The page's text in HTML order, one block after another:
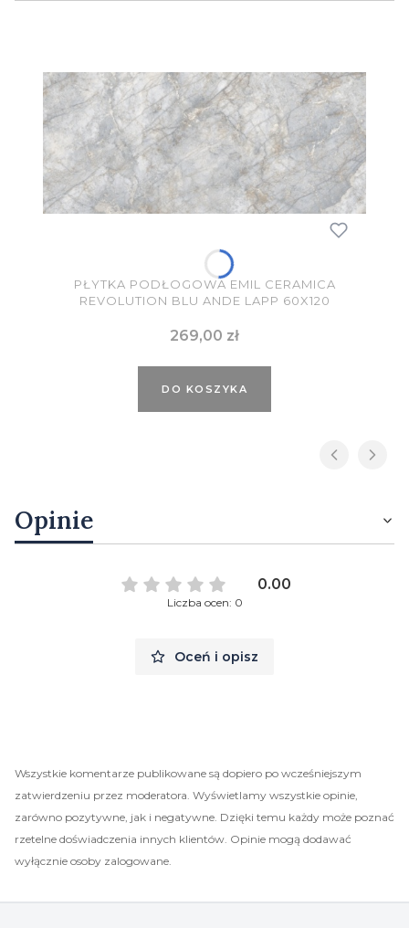
PŁYTKA PODŁOGOWA EMIL CERAMICA
REVOLUTION BLU ANDE LAPP 60X120
Cena
269,00 zł
DO KOSZYKA
Opinie
0.00
Liczba ocen: 0
Oceń i opisz
Wszystkie komentarze publikowane są dopiero po wcześniejszym
zatwierdzeniu przez moderatora. Wyświetlamy wszystkie opinie,
zarówno pozytywne, jak i negatywne. Dzięki temu każdy może poznać
rzetelne doświadczenia innych klientów. Opinie mogą dodawać
wyłącznie osoby zalogowane.